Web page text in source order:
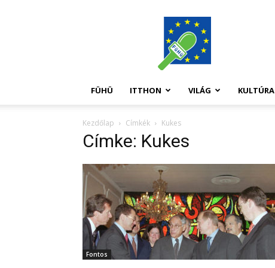
FüHü
FÜHÜ ITTHON VILÁG KULTÚRA
Kezdőlap Címkék Kukes
Címke: Kukes
Fontos